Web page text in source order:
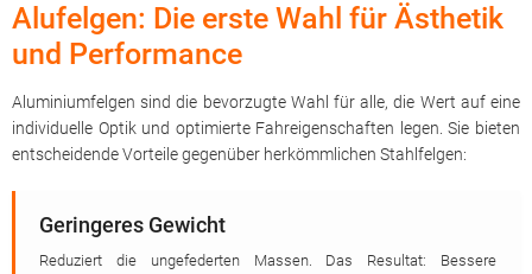
Alufelgen: Die erste Wahl für Ästhetik
und Performance
Aluminiumfelgen sind die bevorzugte Wahl für alle, die Wert auf eine
individuelle Optik und optimierte Fahreigenschaften legen. Sie bieten
entscheidende Vorteile gegenüber herkömmlichen Stahlfelgen:
Geringeres Gewicht
Reduziert die ungefederten Massen. Das Resultat: Bessere